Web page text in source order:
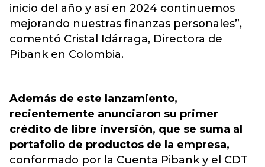
inicio del año y así en 2024 continuemos
mejorando nuestras finanzas personales”,
comentó Cristal Idárraga, Directora de
Pibank en Colombia.
Además de este lanzamiento,
recientemente anunciaron su primer
crédito de libre inversión, que se suma al
portafolio de productos de la empresa,
conformado por la Cuenta Pibank y el CDT